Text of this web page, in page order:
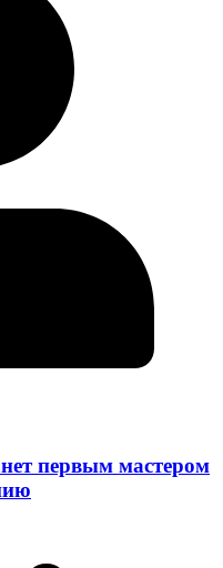
первым мастером